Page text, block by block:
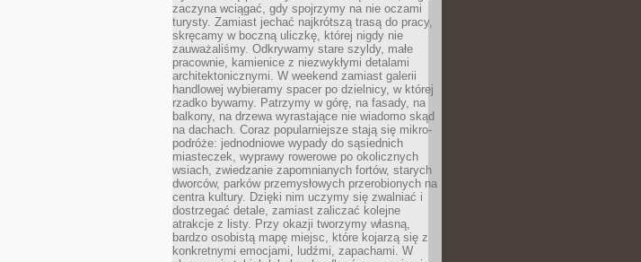
zaczyna wciągać, gdy spojrzymy na nie oczami
turysty. Zamiast jechać najkrótszą trasą do pracy,
skręcamy w boczną uliczkę, której nigdy nie
zauważaliśmy. Odkrywamy stare szyldy, małe
pracownie, kamienice z niezwykłymi detalami
architektonicznymi. W weekend zamiast galerii
handlowej wybieramy spacer po dzielnicy, w której
rzadko bywamy. Patrzymy w górę, na fasady, na
balkony, na drzewa wyrastające nie wiadomo skąd
na dachach. Coraz popularniejsze stają się mikro-
podróże: jednodniowe wypady do sąsiednich
miasteczek, wyprawy rowerowe po okolicznych
wsiach, zwiedzanie zapomnianych fortów, starych
dworców, parków przemysłowych przerobionych na
centra kultury. Dzięki nim uczymy się zwalniać i
dostrzegać detale, zamiast zaliczać kolejne
atrakcje z listy. Przy okazji tworzymy własną,
bardzo osobistą mapę miejsc, które kojarzą się z
konkretnymi emocjami, ludźmi, zapachami. W